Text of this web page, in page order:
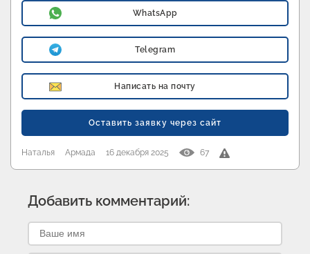
WhatsApp
Telegram
Написать на почту
Оставить заявку через сайт
Наталья Армада 16 декабря 2025 67
Добавить комментарий: